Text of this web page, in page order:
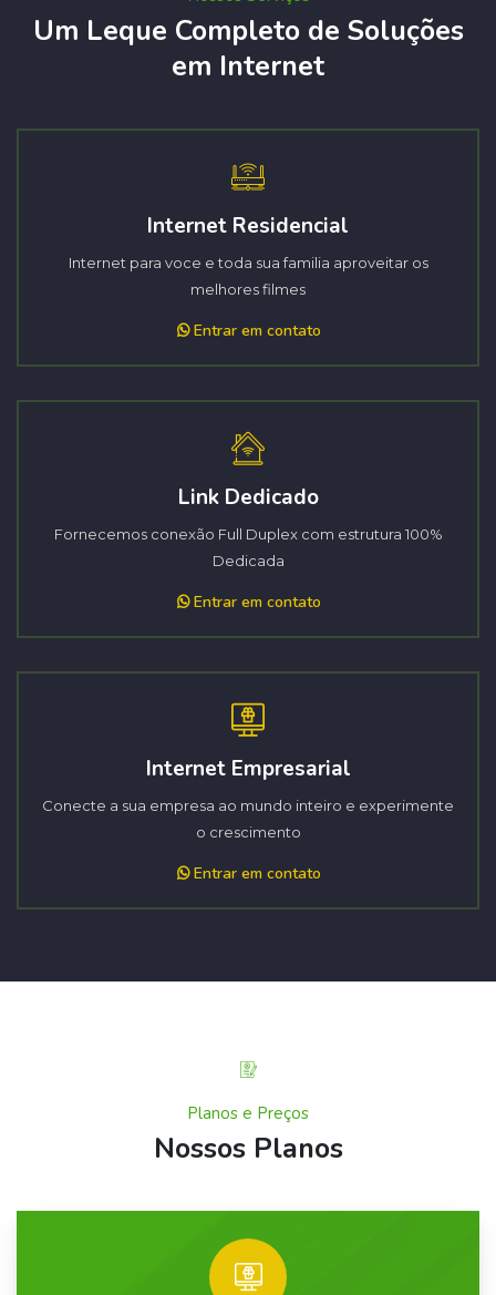
Um Leque Completo de Soluções
em Internet
Internet Residencial
Internet para voce e toda sua familia aproveitar os
melhores filmes
Entrar em contato
Link Dedicado
Fornecemos conexão Full Duplex com estrutura 100%
Dedicada
Entrar em contato
Internet Empresarial
Conecte a sua empresa ao mundo inteiro e experimente
o crescimento
Entrar em contato
Planos e Preços
Nossos Planos